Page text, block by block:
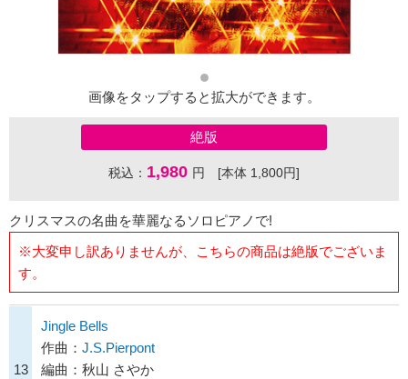
画像をタップすると拡大ができます。
絶版
税込： 1,980 円 [本体 1,800円]
クリスマスの名曲を華麗なるソロピアノで!
※大変申し訳ありませんが、こちらの商品は絶版でございま
す。
13
Jingle Bells
作曲： J.S.Pierpont
編曲：秋山 さやか